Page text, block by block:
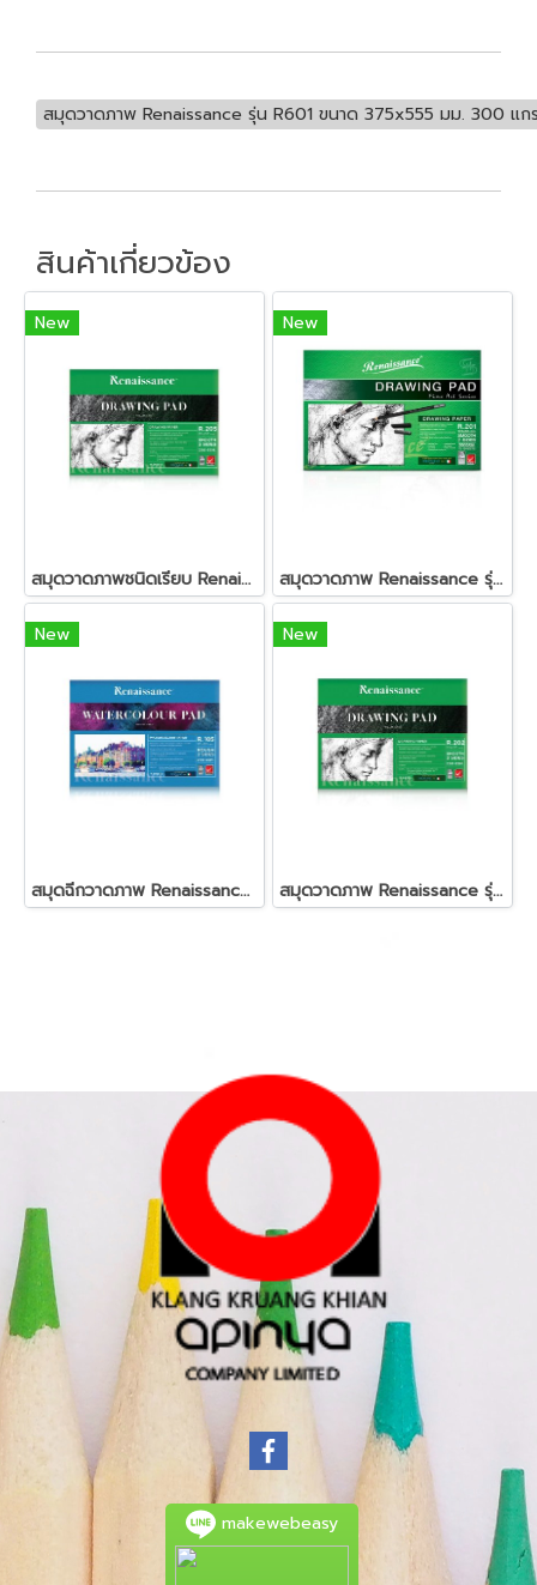
สมุดวาดภาพ Renaissance รุ่น R601 ขนาด 375x555 มม. 300 แก
สินค้าเกี่ยวข้อง
New
สมุดวาดภาพชนิดเรียบ Renaissance รุ่น R-205 ขนาด A4
New
สมุดวาดภาพ Renaissance รุ่น R201 ขนาด 375x555 มม. (ผิวเรียบ)
New
สมุดฉีกวาดภาพ Renaissance รุ่น R-105 ผิวหยาบ ขนาด A4
New
สมุดวาดภาพ Renaissance รุ่น R202 ขนาด 275x375 มม. (ผิวเรียบ)
makewebeasy